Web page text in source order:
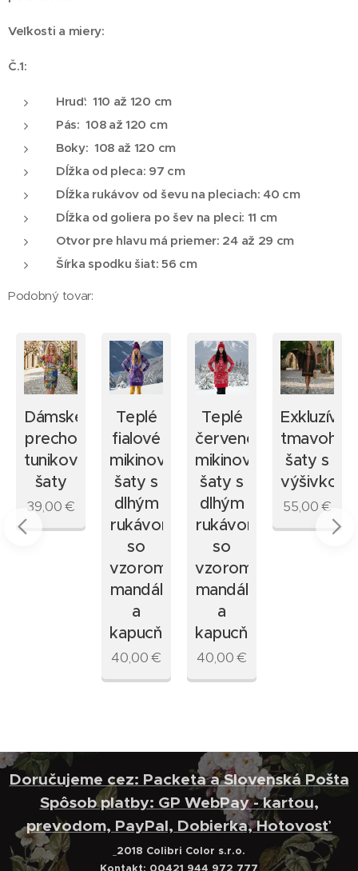
Veľkosti a miery:
Č.1:
Hruď: 110 až 120 cm
Pás: 108 až 120 cm
Boky: 108 až 120 cm
Dĺžka od pleca: 97 cm
Dĺžka rukávov od ševu na pleciach: 40 cm
Dĺžka od goliera po šev na pleci: 11 cm
Otvor pre hlavu má priemer: 24 až 29 cm
Šírka spodku šiat: 56 cm
Podobný tovar:
Dámske
prechodné
tunikové
šaty
39,00€
Teplé
fialové
mikinové
šaty s
dlhým
rukávom
so
vzorom
mandál
a
kapucňou
40,00€
Teplé
červené
mikinové
šaty s
dlhým
rukávom
so
vzorom
mandál
a
kapucňou
40,00€
Exkluzívne
šaty s
výšivkou
55,00€
Doručujeme cez: Packeta a Slovenská Pošta
Spôsob platby: GP WebPay - kartou,
prevodom, PayPal, Dobierka, Hotovosť
2018 Colibri Color s.r.o.
Kontakt: 00421 944 972 777